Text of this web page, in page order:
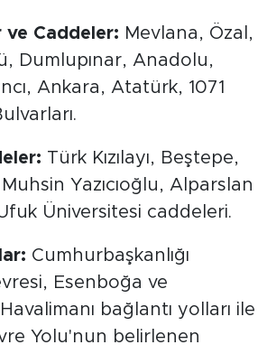
ve Caddeler: Mevlana, Özal,
Dumlupınar, Anadolu,
Ankara, Atatürk, 1071
Türk Kızılayı, Beştepe,
Yazıcıoğlu, Alparslan
Üniversitesi caddeleri.
Cumhurbaşkanlığı
Esenboğa ve
bağlantı yolları ile
Yolu'nun belirlenen